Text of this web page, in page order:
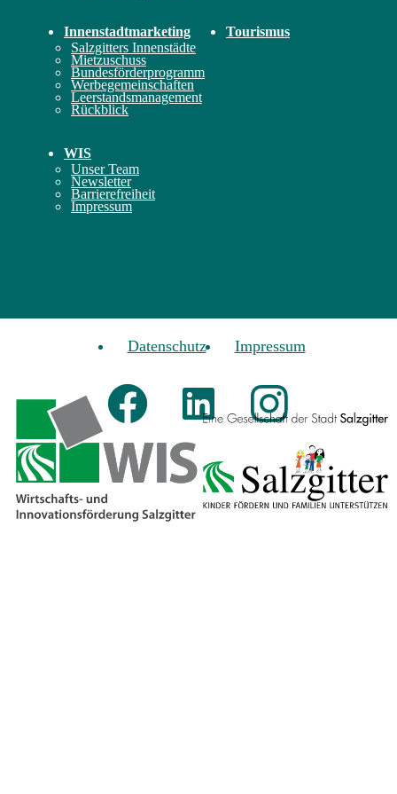
Innenstadt­marketing
Salzgitters Innenstädte
Mietzuschuss
Bundesförderprogramm
Werbegemeinschaften
Leerstandsmanagement
Rückblick
Tourismus
WIS
Unser Team
Newsletter
Barrierefreiheit
Impressum
Datenschutz Impressum